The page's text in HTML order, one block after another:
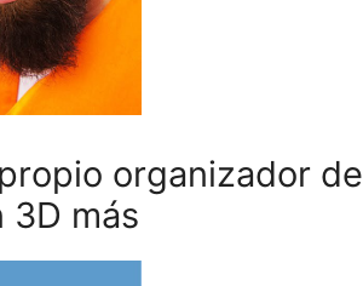
organizador de
3D más